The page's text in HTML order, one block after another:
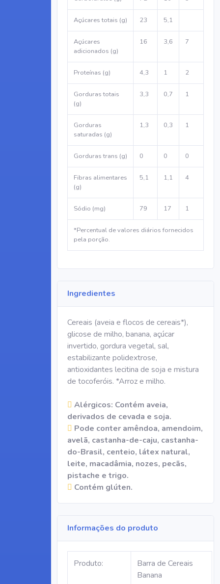
Açúcares totais (g) 23 5,1
Açúcares
adicionados (g)
16 3,6 7
Proteínas (g) 4,3 1 2
Gorduras totais
(g)
3,3 0,7 1
Gorduras
saturadas (g)
1,3 0,3 1
Gorduras trans (g) 0 0 0
Fibras alimentares
(g)
5,1 1,1 4
Sódio (mg) 79 17 1
*Percentual de valores diários fornecidos
pela porção.
Ingredientes
Cereais (aveia e flocos de cereais*),
glicose de milho, banana, açúcar
invertido, gordura vegetal, sal,
estabilizante polidextrose,
antioxidantes lecitina de soja e mistura
de tocoferóis. *Arroz e milho.
Alérgicos: Contém aveia,
derivados de cevada e soja.
Pode conter amêndoa, amendoim,
avelã, castanha-de-caju, castanha-
do-Brasil, centeio, látex natural,
leite, macadâmia, nozes, pecãs,
pistache e trigo.
Contém glúten.
Informações do produto
Produto:
Barra de Cereais
Banana